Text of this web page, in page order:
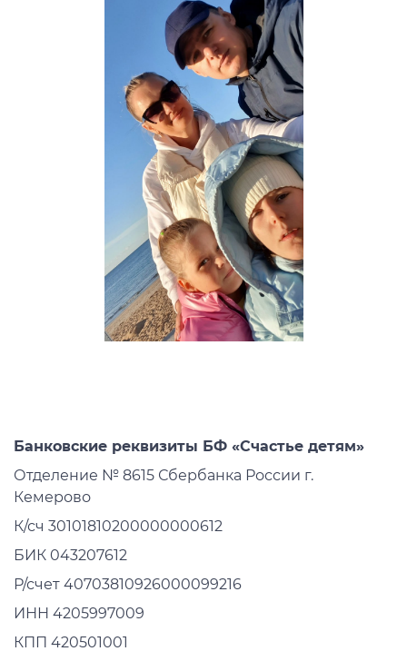
Банковские реквизиты БФ «Счастье детям»
Отделение № 8615 Сбербанка России г.
Кемерово
К/сч 30101810200000000612
БИК 043207612
Р/счет 40703810926000099216
ИНН 4205997009
КПП 420501001